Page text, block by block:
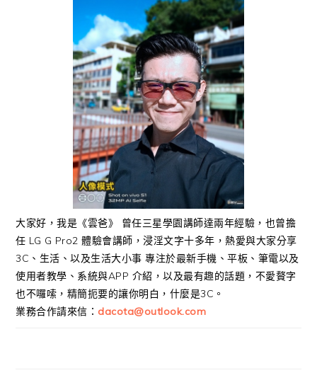
大家好，我是《雲爸》 曾任三星學園講師達兩年經驗，也曾擔
任 LG G Pro2 體驗會講師，浸淫文字十多年，熱愛與大家分享
3C、生活、以及生活大小事 專注於最新手機、平板、筆電以及
使用者教學、系統與APP 介紹，以及最有趣的話題，不愛贅字
也不囉嗦，精簡扼要的讓你明白，什麼是3C。
業務合作請來信： dacota@outlook.com